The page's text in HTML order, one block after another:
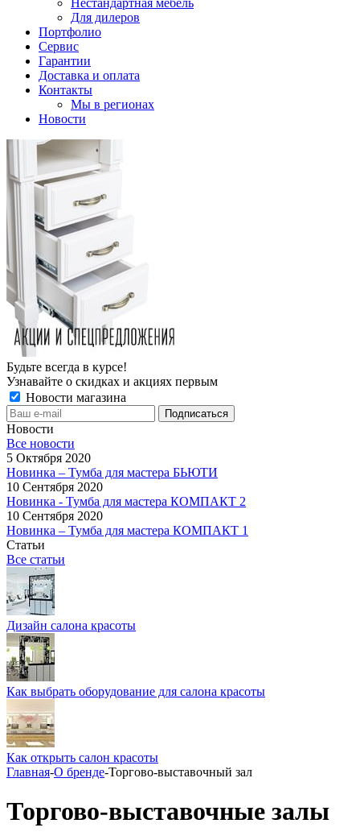
Нестандартная мебель
Для дилеров
Портфолио
Сервис
Гарантии
Доставка и оплата
Контакты
Мы в регионах
Новости
Будьте всегда в курсе!
Узнавайте о скидках и акциях первым
Новости магазина
Новости
Все новости
5 Октября 2020
Новинка – Тумба для мастера БЬЮТИ
10 Сентября 2020
Новинка - Тумба для мастера КОМПАКТ 2
10 Сентября 2020
Новинка – Тумба для мастера КОМПАКТ 1
Статьи
Все статьи
Дизайн салона красоты
Как выбрать оборудование для салона красоты
Как открыть салон красоты
Главная-О бренде-Торгово-выставочный зал
Торгово-выставочные залы